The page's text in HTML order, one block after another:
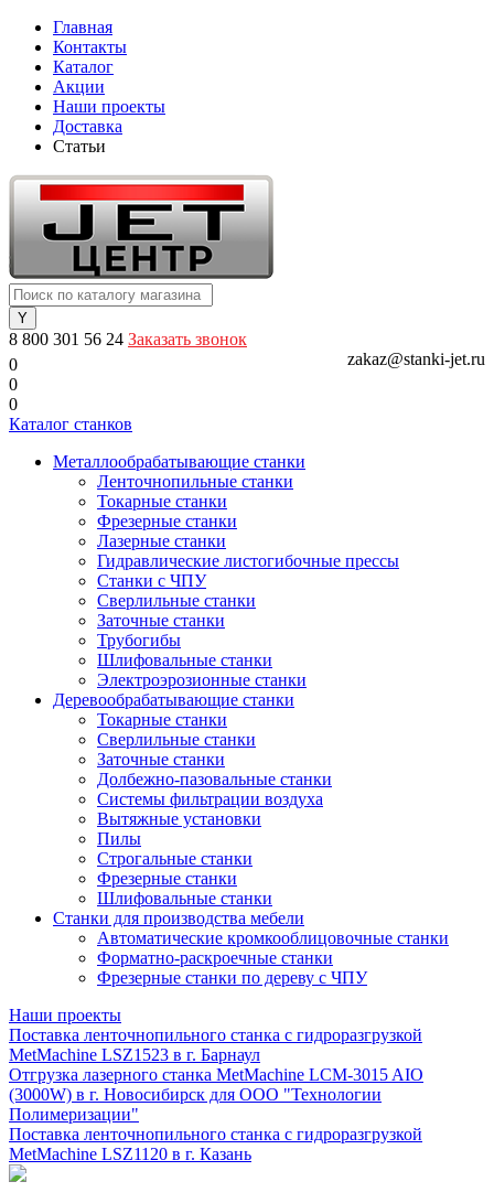
Главная
Контакты
Каталог
Акции
Наши проекты
Доставка
Статьи
8 800 301 56 24 Заказать звонок
zakaz@stanki-jet.ru
0
0
0
Каталог станков
Металлообрабатывающие станки
Ленточнопильные станки
Токарные станки
Фрезерные станки
Лазерные станки
Гидравлические листогибочные прессы
Станки с ЧПУ
Сверлильные станки
Заточные станки
Трубогибы
Шлифовальные станки
Электроэрозионные станки
Деревообрабатывающие станки
Токарные станки
Сверлильные станки
Заточные станки
Долбежно-пазовальные станки
Системы фильтрации воздуха
Вытяжные установки
Пилы
Строгальные станки
Фрезерные станки
Шлифовальные станки
Станки для производства мебели
Автоматические кромкооблицовочные станки
Форматно-раскроечные станки
Фрезерные станки по дереву с ЧПУ
Наши проекты
Поставка ленточнопильного станка c гидроразгрузкой
MetMachine LSZ1523 в г. Барнаул
Отгрузка лазерного станка MetMachine LCM-3015 AIO
(3000W) в г. Новосибирск для ООО "Технологии
Полимеризации"
Поставка ленточнопильного станка c гидроразгрузкой
MetMachine LSZ1120 в г. Казань